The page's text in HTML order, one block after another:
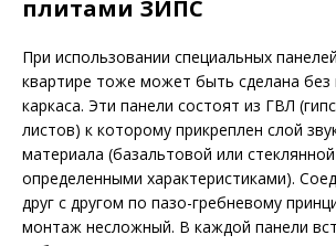
плитами ЗИПС
При использовании специальных
квартире тоже может быть сделана без
каркаса. Эти панели состоят из ГВЛ
листов) к которому прикреплен слой
материала (базальтовой или
определенными характеристиками).
друг с другом по пазо-гребневому
монтаж несложный. В каждой панели